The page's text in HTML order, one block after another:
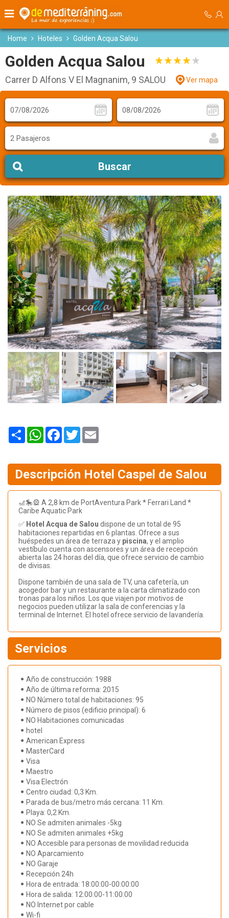
Home Hoteles Golden Acqua Salou
Golden Acqua Salou
Carrer D Alfons V El Magnanim, 9 SALOU Ver mapa
2 Pasajeros
Buscar
Share WhatsAppFacebook
Twitter
Descripción Hotel Caspel de Salou
🎢🎠🎡 A 2,8 km de PortAventura Park * Ferrari Land *
Caribe Aquatic Park
✅ Hotel Acqua de Salou dispone de un total de 95
habitaciones repartidas en 6 plantas. Ofrece a sus
huéspedes un área de terraza y piscina, y el amplio
vestíbulo cuenta con ascensores y un área de recepción
abierta las 24 horas del día, que ofrece servicio de cambio
de divisas.
Dispone también de una sala de TV, una cafetería, un
acogedor bar y un restaurante a la carta climatizado con
tronas para los niños. Los que viajen por motivos de
negocios pueden utilizar la sala de conferencias y la
terminal de Internet. El hotel ofrece servicio de lavandería.
Servicios
Año de construcción: 1988
Año de última reforma: 2015
NO Número total de habitaciones: 95
Número de pisos (edificio principal): 6
NO Habitaciones comunicadas
hotel
American Express
MasterCard
Visa
Maestro
Visa Electrón
Centro ciudad: 0,3 Km.
Parada de bus/metro más cercana: 11 Km.
Playa: 0,2 Km.
NO Se admiten animales -5kg
NO Se admiten animales +5kg
NO Accesible para personas de movilidad reducida
NO Aparcamiento
NO Garaje
Recepción 24h
Hora de entrada: 18:00:00-00:00:00
Hora de salida: 12:00:00-11:00:00
NO Internet por cable
Wi-fi